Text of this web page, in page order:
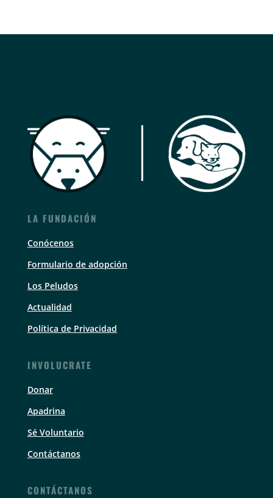
LA FUNDACIÓN
Conócenos
Formulario de adopción
Los Peludos
Actualidad
Política de Privacidad
INVOLUCRATE
Donar
Apadrina
Sé Voluntario
Contáctanos
CONTÁCTANOS